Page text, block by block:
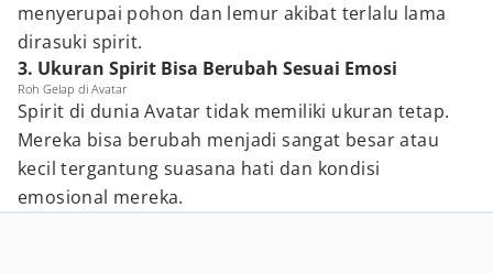
menyerupai pohon dan lemur akibat terlalu lama
dirasuki spirit.
3. Ukuran Spirit Bisa Berubah Sesuai Emosi
Roh Gelap di Avatar
Spirit di dunia Avatar tidak memiliki ukuran tetap.
Mereka bisa berubah menjadi sangat besar atau
kecil tergantung suasana hati dan kondisi
emosional mereka.